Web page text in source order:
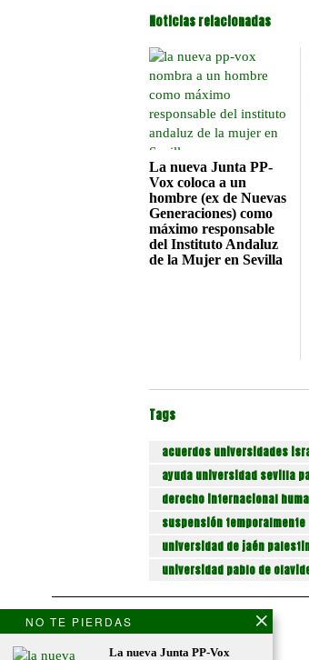
Noticias relacionadas
La nueva Junta PP-
Vox coloca a un
hombre (ex de Nuevas
Generaciones) como
máximo responsable
del Instituto Andaluz
de la Mujer en Sevilla
Tags
acuerdos universidades
ayuda universidad sevilla
derecho internacional
suspensión temporalmente
universidad de jaén
universidad pablo de
NOSOTROS
NO TE PIERDAS
La nueva Junta PP-Vox